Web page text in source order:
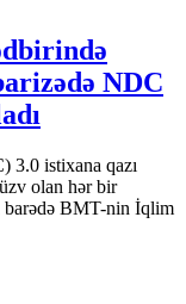
NDC
istixana qazı
olan hər bir
barədə BMT-nin İqlim